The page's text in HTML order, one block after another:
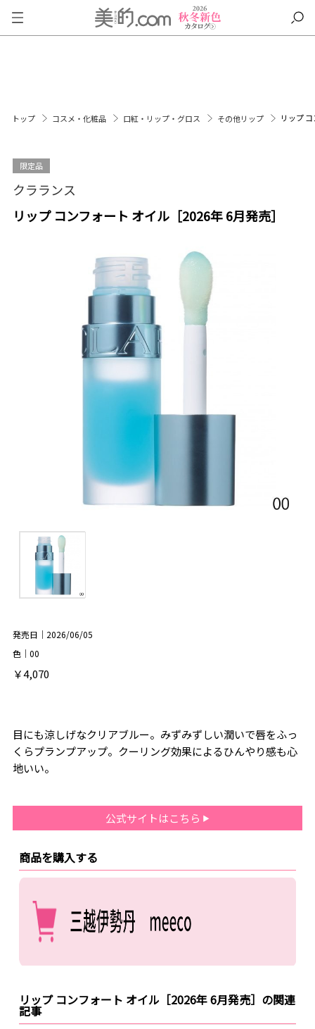
トップ コスメ・化粧品 口紅・リップ・グロス その他リップ リップ
限定品
クラランス
リップ コンフォート オイル［2026年 6月発売］
発売日｜2026/06/05
色｜00
￥4,070
目にも涼しげなクリアブルー。みずみずしい潤いで唇をふっ
くらプランプアップ。クーリング効果によるひんやり感も心
地いい。
公式サイトはこちら
商品を購入する
リップ コンフォート オイル［2026年 6月発売］の関連
記事